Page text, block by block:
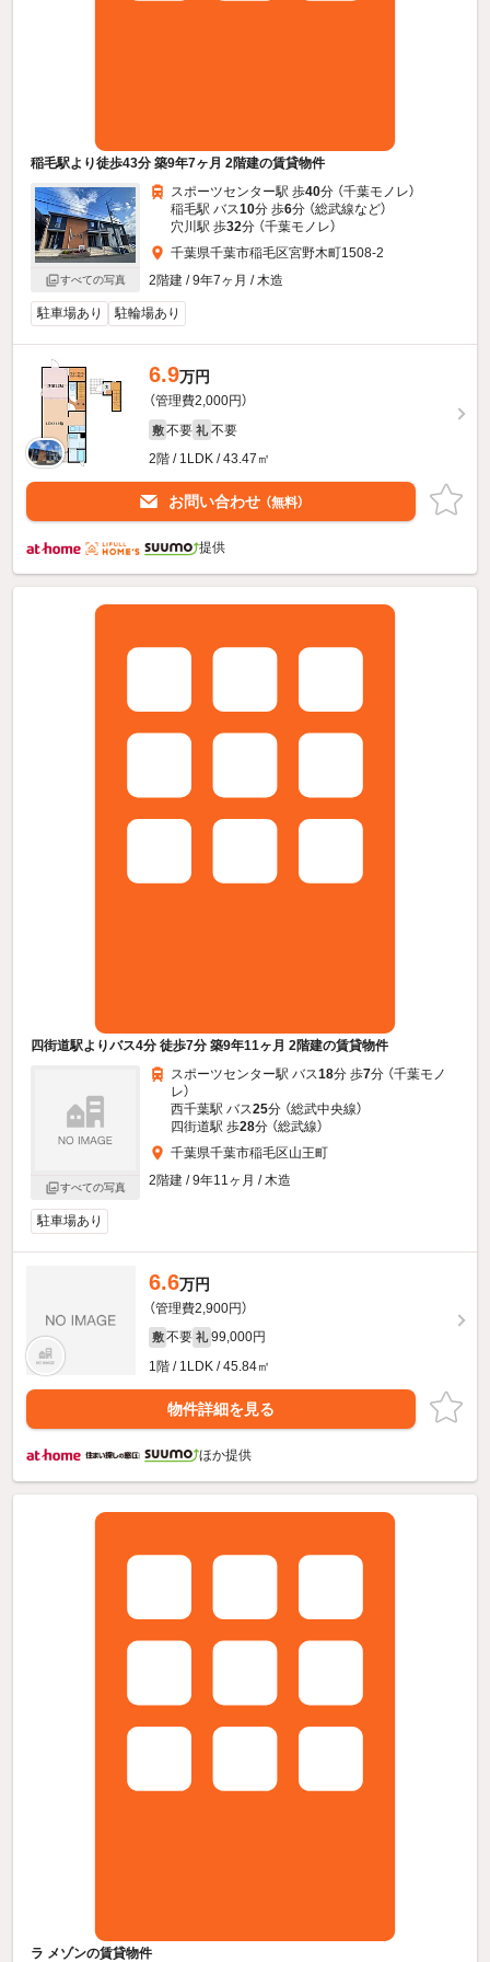
稲毛駅より徒歩43分 築9年7ヶ月 2階建の賃貸物件
すべての写真
スポーツセンター駅 歩40分 （千葉モノレ）
稲毛駅 バス10分 歩6分 （総武線など）
穴川駅 歩32分 （千葉モノレ）
千葉県千葉市稲毛区宮野木町1508-2
2階建 / 9年7ヶ月 / 木造
駐車場あり 駐輪場あり
6.9万円
（管理費2,000円）
敷 不要 礼 不要
2階 / 1LDK / 43.47㎡
お問い合わせ （無料）
提供
四街道駅よりバス4分 徒歩7分 築9年11ヶ月 2階建の賃貸物件
すべての写真
スポーツセンター駅 バス18分 歩7分 （千葉モノ
レ）
西千葉駅 バス25分 （総武中央線）
四街道駅 歩28分 （総武線）
千葉県千葉市稲毛区山王町
2階建 / 9年11ヶ月 / 木造
駐車場あり
6.6万円
（管理費2,900円）
敷 不要 礼 99,000円
1階 / 1LDK / 45.84㎡
物件詳細を見る
ほか提供
ラ メゾンの賃貸物件